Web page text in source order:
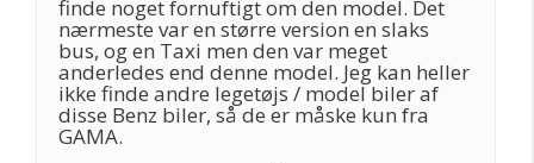
finde noget fornuftigt om den model. Det
nærmeste var en større version en slaks
bus, og en Taxi men den var meget
anderledes end denne model. Jeg kan heller
ikke finde andre legetøjs / model biler af
disse Benz biler, så de er måske kun fra
GAMA.